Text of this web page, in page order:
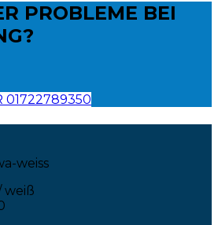
PROBLEME BEI
01722789350
weiß